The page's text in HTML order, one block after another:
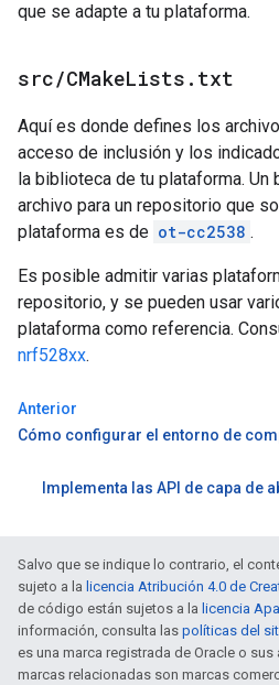
que se adapte a tu plataforma.
src/CMakeLists . txt
Aquí es donde defines los
acceso de inclusión y los
la biblioteca de tu plataforma. Un
archivo para un repositorio que
plataforma es de ot-cc2538 .
Es posible admitir varias
repositorio, y se pueden usar
plataforma como referencia.
nrf528xx.
Anterior
Cómo configurar el entorno de
Implementa las API de capa de
Salvo que se indique lo contrario, el
sujeto a la licencia Atribución 4.0 de
de código están sujetos a la licencia
información, consulta las políticas del
es una marca registrada de Oracle o sus
marcas relacionadas son marcas